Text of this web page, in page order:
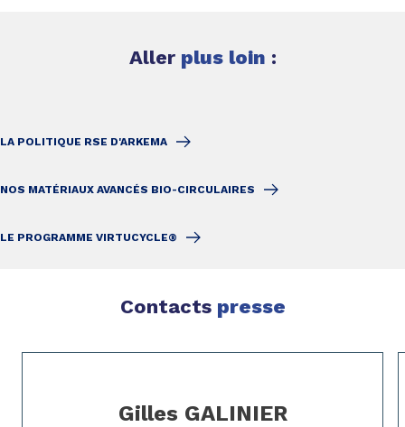
Allerplus loin :
LA POLITIQUE RSE D'ARKEMA
NOS MATÉRIAUX AVANCÉS BIO-CIRCULAIRES
LE PROGRAMME VIRTUCYCLE®
Contacts presse
Page 1 of 2
Gilles GALINIER